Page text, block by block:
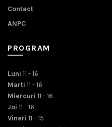
Contact
ANPC
PROGRAM
Luni 11 - 16
Marti 11 - 16
Miercuri 11 - 16
Joi 11 - 16
Vineri 11 - 15